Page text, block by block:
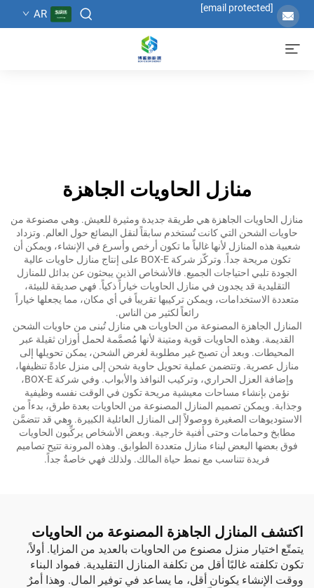
[email protected]
AR
منازل الحاويات الجاهزة
منازل الحاويات الجاهزة هي طريقة جديدة ومثيرة للعيش. وهي مصنوعة من
حاويات الشحن التي كانت تُستخدم سابقاً لنقل البضائع حول العالم. وتزداد
شعبية هذه المنازل لأنها غالباً ما تكون أرخص وأسرع في الإنشاء، ويمكن أن
تكون مريحة جداً. وتركّز شركة BOX-E على إنتاج منازل حاويات عالية
الجودة تلبي احتياجات الجميع. فالأشخاص الذين يبحثون عن بدائل للمنازل
التقليدية قد يجدون في منازل الحاويات خياراً ذكياً. فهي صديقة للبيئة،
متعددة الاستخدامات، ويمكن تركيبها تقريباً في أي مكان، مما يجعلها خياراً
رائعاً لكثير من الناس.
المنازل الجاهزة المصنوعة من الحاويات هي منازل تُبنى من حاويات الشحن
القديمة. وهذه الحاويات قوية ومتينة لأنها مُصمَّمة لحمل أوزان ثقيلة عبر
المحيطات. وبعد أن تصبح غير مطلوبة لغرض الشحن، يمكن تحويلها إلى
منازل عصرية. وتتضمن عملية تحويل حاوية شحن إلى منزل عادةً تنظيفها،
وإضافة العزل الحراري، وتركيب النوافذ والأبواب. وفي شركة BOX-E،
نؤمن بإنشاء مساحات معيشية مريحة تكون في الوقت نفسه وظيفية
وجذابة. ويمكن تصميم المنازل المصنوعة من الحاويات بعدة طرق، بدءاً من
الاستوديوهات الصغيرة ووصولاً إلى المنازل العائلية الكبيرة. وهي قد تتضمَّن
مطابخ وحمامات وحتى أفنية خارجية. وبعض الأشخاص يركِّبون الحاويات
فوق بعضها البعض لبناء منازل متعددة الطوابق. وهذه المرونة تتيح تصاميم
فريدة تتناسب مع نمط حياة المالك. ولذلك فهي خاصةٌ جداً.
اكتشف المنازل الجاهزة المصنوعة من الحاويات
يتمتّع اختيار منزل مصنوع من الحاويات بالعديد من المزايا. أولاً،
تكون تكلفته غالبًا أقل من تكلفة المنازل التقليدية. فمواد البناء
ووقت الإنشاء يكونان أقل، ما يساعد في توفير المال. وهذا أمرٌ